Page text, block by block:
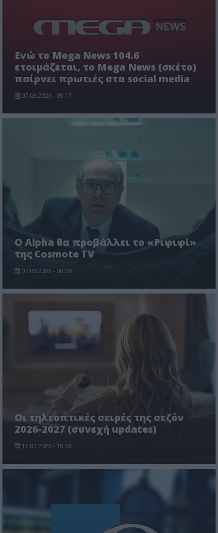
Ενώ το Mega News 104.6
ετοιμάζεται, το Mega News (σκέτο)
παίρνει πρωτιές στα social media
07.08.2026 - 09:17
Ο Alpha θα προβάλλει το «Ριφιφί»
της Cosmote TV
07.08.2026 - 08:28
Οι τηλεοπτικές σειρές της σεζόν
2026-2027 (συνεχή updates)
17.07.2026 - 19:35